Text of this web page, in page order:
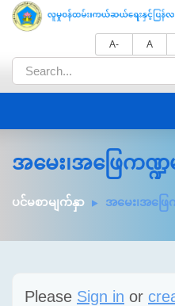
A- A
အမေး၊အဖြေကဏ္ဍမ
ပင်မစာမျက်နှာ အမေး၊အဖြေ
Please Sign in or